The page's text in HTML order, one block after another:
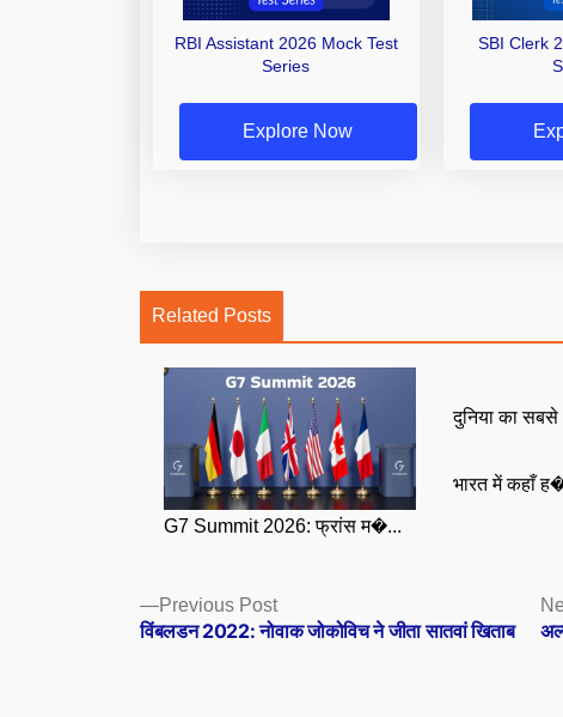
RBI Assistant 2026 Mock Test
Series
Explore Now
SBI Clerk
Related Posts
G7 Summit 2026: फ्रांस म�...
दुनिया का
भारत में कहाँ
Posts
navigation
Previous PostPrevious
post:
विंबलडन 2022: नोवाक जोकोविच ने जीता सातवां खिताब